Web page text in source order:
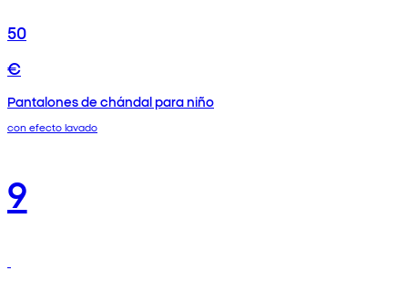
50
€
Pantalones de chándal para niño
con efecto lavado
9